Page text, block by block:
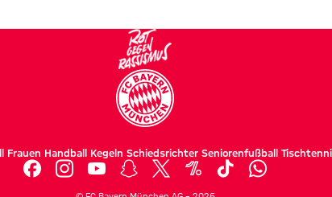
Frauen Handball Kegeln Schiedsrichter Seniorenfußball